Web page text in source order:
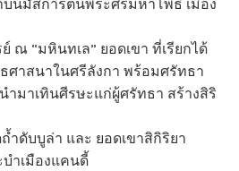
บนมัสการต้นพระศรีมหาโพธิ์ เมือง
ณ “มหินทเล” ยอดเขา ที่เรียกได้
ศาสนาในศรีลังกา พร้อมศรัทธา
ำมาเทินศีรษะแก่ผู้ศรัทธา สร้างสิริ
ำดับบูล่า และ ยอดเขาสิกิริยา
ำเมืองแคนดี้